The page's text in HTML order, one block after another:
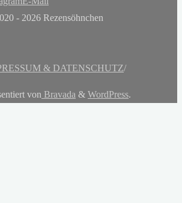
- 2026 Rezensöhnchen
& DATENSCHUTZ/
von Bravada & WordPress.